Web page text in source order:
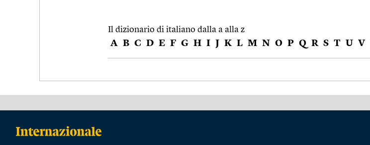
Il dizionario di italiano dalla a alla z
A B C D E F G H I J K L M N O P Q R S T U V